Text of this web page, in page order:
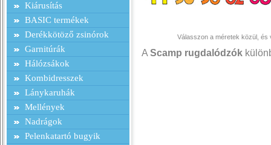
Kiárusítás
BASIC termékek
Derékkötöző zsinórok
Garnitúrák
Hálózsákok
Kombidresszek
Lánykaruhák
Mellények
Nadrágok
Pelenkatartó bugyik
Válasszon a méretek közül, és
A Scamp rugdalódzók